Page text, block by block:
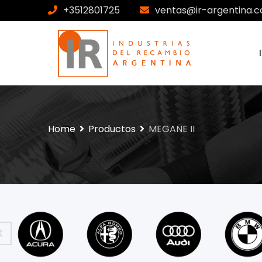
+3512801725 ventas@ir-
Home Productos MEGANE II